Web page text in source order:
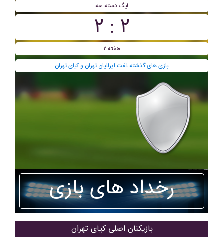
ليگ دسته سه
۲ : ۲
هفته ۲
بازی های گذشته نفت ایرانیان تهران و کیای تهران
رخداد های بازی
بازیکنان اصلی کیای تهران